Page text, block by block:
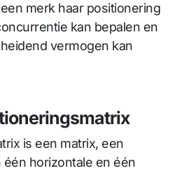
merk haar positionering
kan bepalen en
vermogen kan
is een matrix, een
horizontale en één